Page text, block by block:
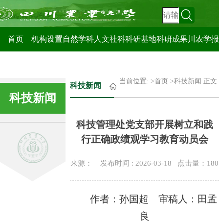
科技管理处
首页 机构设置自然学科人文社科科研基地科研成果川农学报
科技新闻
科技新闻
当前位置: >首页 >科技新闻 正文
科技管理处党支部开展树立和践
行正确政绩观学习教育动员会
来源： 发布时间 : 2026-03-18 点击量： 180
作者：孙国超 审稿人：田孟
良